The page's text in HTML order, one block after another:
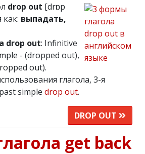
drop out [drɒp
как: выпадать,
drop out: Infinitive
- (dropped out),
out).
глагола, 3-я
simple drop out.
DROP OUT
get back